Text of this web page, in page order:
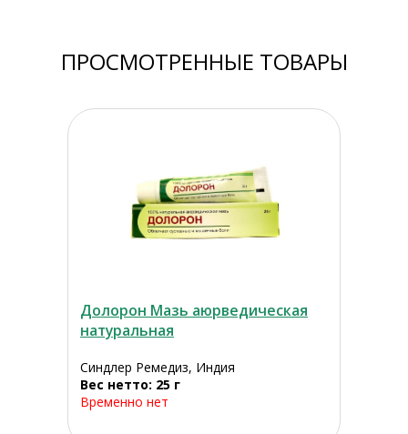
ПРОСМОТРЕННЫЕ ТОВАРЫ
Долорон Мазь аюрведическая
натуральная
Синдлер Ремедиз, Индия
Вес нетто: 25 г
Временно нет